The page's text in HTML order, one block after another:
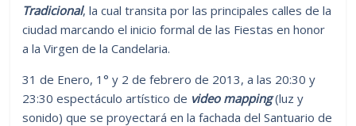
Tradicional, la cual transita por las principales calles de la
ciudad marcando el inicio formal de las Fiestas en honor
a la Virgen de la Candelaria.
31 de Enero, 1° y 2 de febrero de 2013, a las 20:30 y
23:30 espectáculo artístico de video mapping(luz y
sonido) que se proyectará en la fachada del Santuario de